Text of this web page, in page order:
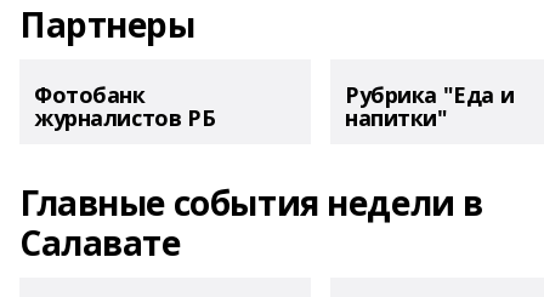
Партнеры
Фотобанк
журналистов РБ
Рубрика "Еда и
напитки"
Главные события недели в
Салавате